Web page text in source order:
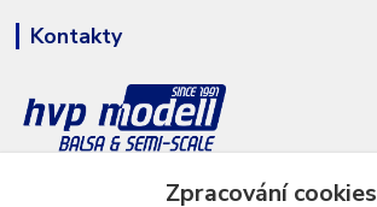
Kontakty
+420 777 286 674Zpracování cookies